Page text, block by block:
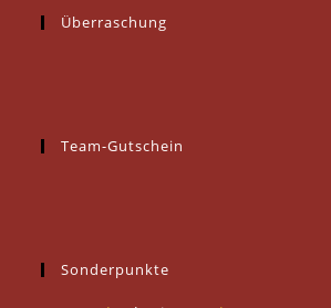
Überraschung
Team-Gutschein
Sonderpunkte